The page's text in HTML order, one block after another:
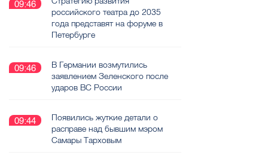
09:46
российского театра до 2035
года представят на форуме в
Петербурге
09:46
В Германии возмутились
заявлением Зеленского после
ударов ВС России
09:44
Появились жуткие детали о
расправе над бывшим мэром
Самары Тарховым